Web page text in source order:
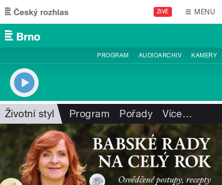
Přejít k hlavnímu obsahu
ŽIVĚ MENU
PROGRAM AUDIOARCHIV KAMERY
Životní styl Program Pořady Více…